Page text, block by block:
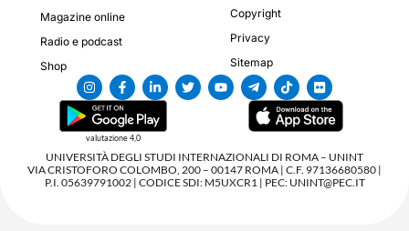
Magazine online
Radio e podcast
Shop
Copyright
Privacy
Sitemap
valutazione 4,0
UNIVERSITÀ DEGLI STUDI INTERNAZIONALI DI ROMA – UNINT
VIA CRISTOFORO COLOMBO, 200 – 00147 ROMA | C.F. 97136680580 |
P.I. 05639791002 | CODICE SDI: M5UXCR1 | PEC: UNINT@PEC.IT